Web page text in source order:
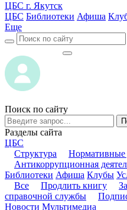
ЦБС г. Якутск
ЦБС Библиотеки Афиша
Еще
Поиск по сайту
Разделы сайта
ЦБС
Структура
Нормативные
Антикоррупционная
Библиотеки Афиша Клубы
Все
Продлить книгу
справочной службы
Новости Мультимедиа